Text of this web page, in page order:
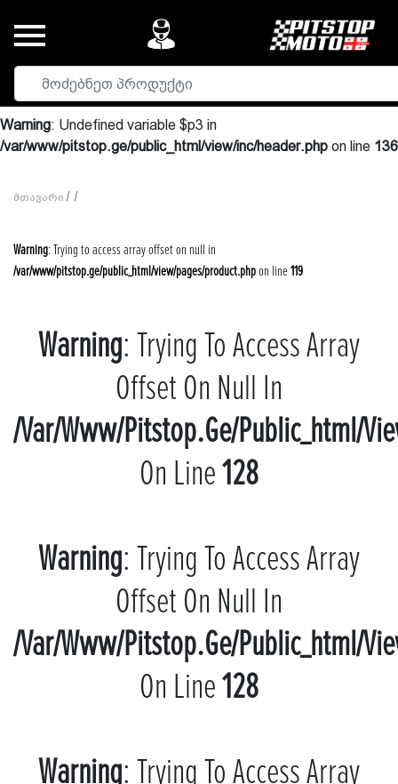
Warning: Undefined variable $p3 in
/var/www/pitstop.ge/public_html/view/inc/header.php on line 136
Მთავარი / /
Warning: Trying to access array offset on null in
/var/www/pitstop.ge/public_html/view/pages/product.phpon line119
Warning: Trying To Access Array
Offset On Null In
/var/www/pitstop.ge/public_html/
On Line 128
Warning: Trying To Access Array
Offset On Null In
/var/www/pitstop.ge/public_html/
On Line 128
Warning: Trying To Access Array